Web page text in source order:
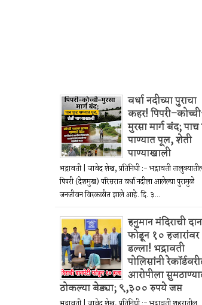
वर्धा नदीच्या पुराचा
कहर!
मुरसा मार्ग बंद;
पाण्यात पूल, शेती
पाण्याखाली
भद्रावती | जावेद शेख, प्रतिनिधी :- भद्रावती
पिपरी (देशमुख) परिसरात वर्धा नदीला आलेल्या पुरामुळे
जनजीवन विस्कळीत झाले आहे. दि. ३...
हनुमान मंदिराची
फोडून १० हजारांवर
डल्ला! भद्रावती
पोलिसांनी
आरोपीला
ठोकल्या बेड्या; ९,३०० रुपये जप्त